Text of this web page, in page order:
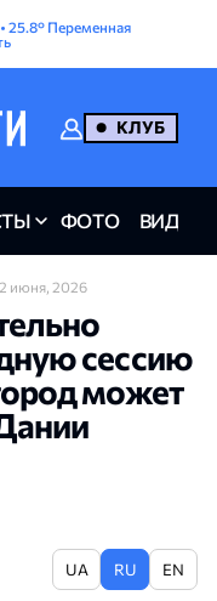
25.8° Переменная
КЛУБ
ФОТО ВИДЕО
июня, 2026
сессию
может
UA RU EN